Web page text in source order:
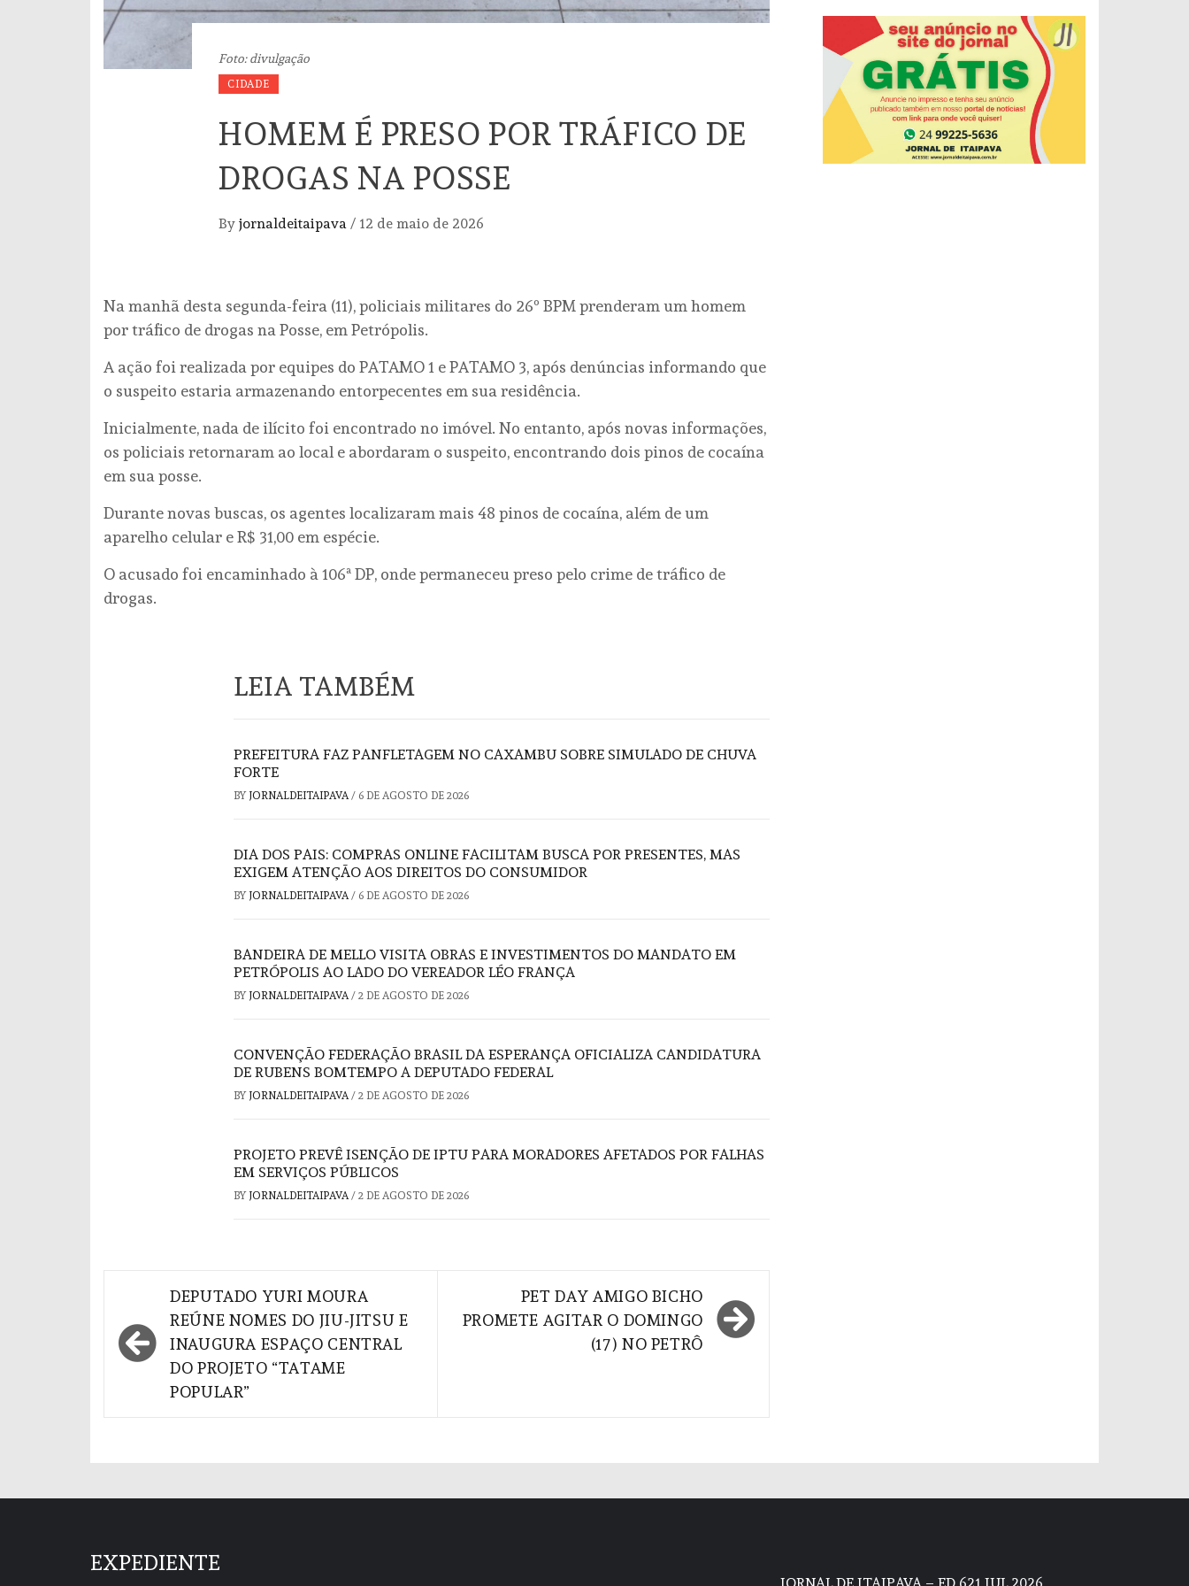
Foto: divulgação
CIDADE
HOMEM É PRESO POR TRÁFICO DE
DROGAS NA POSSE
By jornaldeitaipava / 12 de maio de 2026
Na manhã desta segunda-feira (11), policiais militares do 26º BPM prenderam um homem
por tráfico de drogas na Posse, em Petrópolis.
A ação foi realizada por equipes do PATAMO 1 e PATAMO 3, após denúncias informando que
o suspeito estaria armazenando entorpecentes em sua residência.
Inicialmente, nada de ilícito foi encontrado no imóvel. No entanto, após novas informações,
os policiais retornaram ao local e abordaram o suspeito, encontrando dois pinos de cocaína
em sua posse.
Durante novas buscas, os agentes localizaram mais 48 pinos de cocaína, além de um
aparelho celular e R$ 31,00 em espécie.
O acusado foi encaminhado à 106ª DP, onde permaneceu preso pelo crime de tráfico de
drogas.
LEIA TAMBÉM
PREFEITURA FAZ PANFLETAGEM NO CAXAMBU SOBRE SIMULADO DE CHUVA
FORTE
BY JORNALDEITAIPAVA / 6 DE AGOSTO DE 2026
DIA DOS PAIS: COMPRAS ONLINE FACILITAM BUSCA POR PRESENTES, MAS
EXIGEM ATENÇÃO AOS DIREITOS DO CONSUMIDOR
BY JORNALDEITAIPAVA / 6 DE AGOSTO DE 2026
BANDEIRA DE MELLO VISITA OBRAS E INVESTIMENTOS DO MANDATO EM
PETRÓPOLIS AO LADO DO VEREADOR LÉO FRANÇA
BY JORNALDEITAIPAVA / 2 DE AGOSTO DE 2026
CONVENÇÃO FEDERAÇÃO BRASIL DA ESPERANÇA OFICIALIZA CANDIDATURA
DE RUBENS BOMTEMPO A DEPUTADO FEDERAL
BY JORNALDEITAIPAVA / 2 DE AGOSTO DE 2026
PROJETO PREVÊ ISENÇÃO DE IPTU PARA MORADORES AFETADOS POR FALHAS
EM SERVIÇOS PÚBLICOS
BY JORNALDEITAIPAVA / 2 DE AGOSTO DE 2026
Navegação
de
Post
DEPUTADO YURI MOURA
REÚNE NOMES DO JIU-JITSU E
INAUGURA ESPAÇO CENTRAL
DO PROJETO “TATAME
POPULAR”
PET DAY AMIGO BICHO
PROMETE AGITAR O DOMINGO
(17) NO PETRÔ
EXPEDIENTE